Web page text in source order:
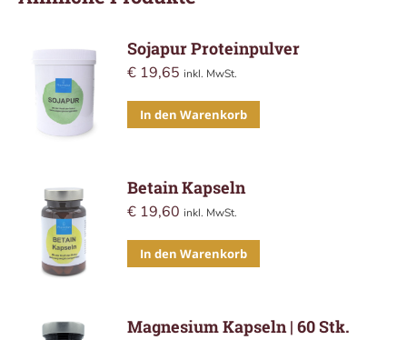
Sojapur Proteinpulver
€ 19,65 inkl. MwSt.
In den Warenkorb
Betain Kapseln
€ 19,60 inkl. MwSt.
In den Warenkorb
Magnesium Kapseln | 60 Stk.